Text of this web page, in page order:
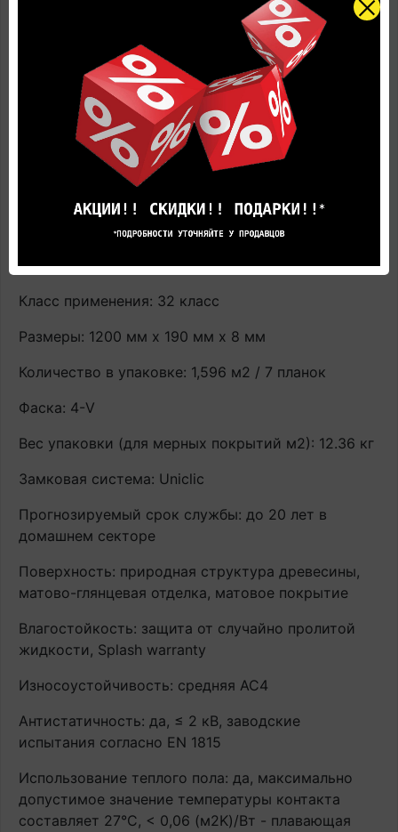
Купить Ламинат Quick-Step CLH4084
Классический (Classic) Дуб бежевый рустик, 32
класс влагостойкий по цене производителя с
доставкой вы всегда можете в фирменном салоне
напольных покрытий Quick-Step.
Страна производства: Россия
Завод производителя: UNILIN bvba – division
Flooring Ooigemstraat (Россия)
Наличие: В наличии на главном складе, срок
поставки 1-3 рабочих дня
Класс применения: 32 класс
Размеры: 1200 мм х 190 мм х 8 мм
Количество в упаковке: 1,596 м2 / 7 планок
Фаска: 4-V
Вес упаковки (для мерных покрытий м2): 12.36 кг
Замковая система: Uniclic
Прогнозируемый срок службы: до 20 лет в
домашнем секторе
Поверхность: природная структура древесины,
матово-глянцевая отделка, матовое покрытие
Влагостойкость: защита от случайно пролитой
жидкости, Splash warranty
Износоустойчивость: средняя AC4
Антистатичность: да, ≤ 2 кВ, заводские
испытания согласно EN 1815
Использование теплого пола: да, максимально
допустимое значение температуры контакта
составляет 27°С, < 0,06 (м2K)/Вт - плавающая